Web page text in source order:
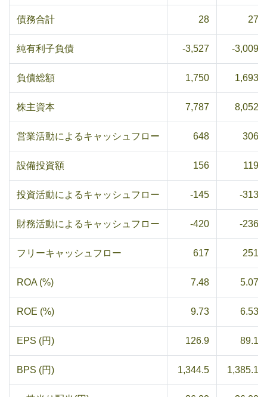
債務合計 28 27
純有利子負債 -3,527 -3,009
負債総額 1,750 1,693
株主資本 7,787 8,052
営業活動によるキャッシュフロー 648 306
設備投資額 156 119
投資活動によるキャッシュフロー -145 -313
財務活動によるキャッシュフロー -420 -236
フリーキャッシュフロー 617 251
ROA (%) 7.48 5.07
ROE (%) 9.73 6.53
EPS (円) 126.9 89.1
BPS (円) 1,344.5 1,385.1